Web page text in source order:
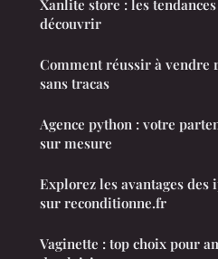
Xanlite store : les
découvrir
Comment réussir à vendre
sans tracas
Agence python : votre
sur mesure
Explorez les avantages
sur reconditionne.fr
Vaginette : top choix pour